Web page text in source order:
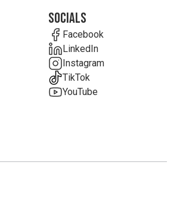
Socials
Facebook
LinkedIn
Instagram
TikTok
YouTube